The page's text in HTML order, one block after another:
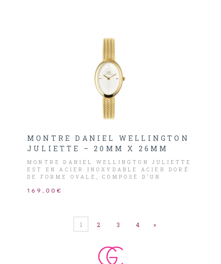
MONTRE DANIEL WELLINGTON
JULIETTE – 20MM X 26MM
MONTRE DANIEL WELLINGTON JULIETTE
EST EN ACIER INOXYDABLE ACIER DORÉ
DE FORME OVALE, COMPOSÉ D’UN
6H-9H) ET LES AIGUILLES DORÉS.
169,00€
1 2 3 4 »